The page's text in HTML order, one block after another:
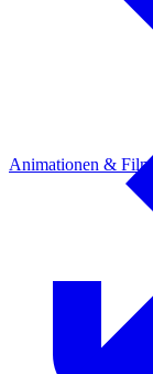
Animationen & Filme